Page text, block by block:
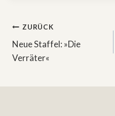
ZURÜCK
Neue Staffel: »Die
Verräter«